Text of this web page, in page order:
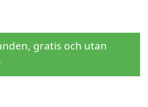
gratis och utan